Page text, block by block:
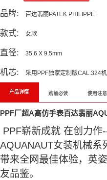
品牌: 百达翡丽PATEK PHILIPPE
款式: 女款
直径: 35.6 X 9.5mm
机芯: 采用PPF独家定制版CAL.324
产品详情 购前必读 使用注
PPF厂超A高仿手表百达翡丽
PPF崭新成就 在创力作
AQUANAUT女装机械系
带来全网最佳体验，英
友品鉴。